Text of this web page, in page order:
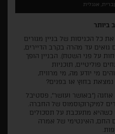
אנגלית
כל הכניסות של בניין מגורים
גואים עד מהרה בקרב הדיירים,
על פני השטח). הבניין הופך
פוליטיים, תוכניות
מי יודע מה, מי מרוויח,
בחוץ או בפנים?
("באושר ועושר", פסטיבל
המגורים למיקרוקוסמוס של החברה.
כשהיא מתעכבת על תסכולים
החם, האינטימי של אמרה